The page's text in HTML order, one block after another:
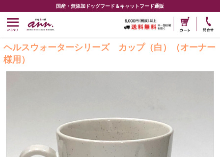
国産・無添加ドッグフード＆キャットフード通販
ヘルスウォーターシリーズ カップ（白）（オーナー
様用）